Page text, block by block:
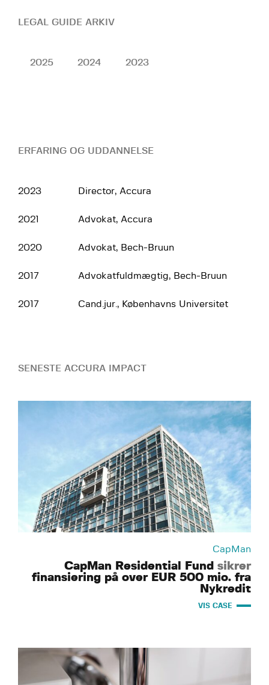
LEGAL GUIDE ARKIV
2025 2024 2023
ERFARING OG UDDANNELSE
2023 Director, Accura
2021 Advokat, Accura
2020 Advokat, Bech-Bruun
2017 Advokatfuldmægtig, Bech-Bruun
2017 Cand.jur., Københavns Universitet
SENESTE ACCURA IMPACT
CapMan
CapMan Residential Fund sikrer
finansiering på over EUR 500 mio. fra
Nykredit
VIS CASE